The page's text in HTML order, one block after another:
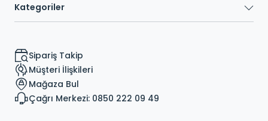
Kategoriler
Sipariş Takip
Müşteri İlişkileri
Mağaza Bul
Çağrı Merkezi: 0850 222 09 49